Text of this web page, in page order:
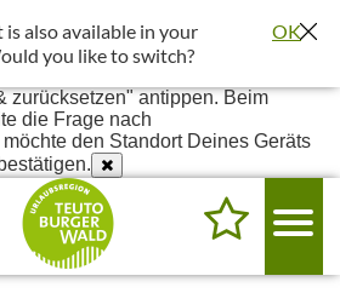
in deiner Umgebung darzustellen.
- Ort - Unter Blockiert
zurücksetzen" antippen. Beim
die Frage nach
den Standort Deines Geräts
also available in your
you like to switch?
OK